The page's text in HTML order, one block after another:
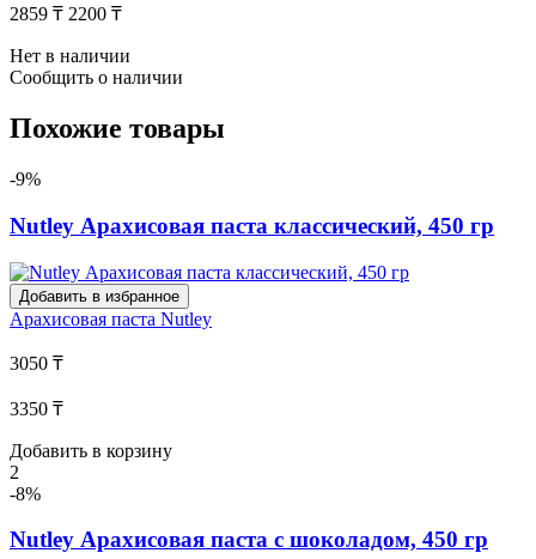
2859 ₸ 2200 ₸
Нет в наличии
Сообщить о наличии
Похожие товары
-9%
Nutley Арахисовая паста классический, 450 гр
Добавить в избранное
Арахисовая паста Nutley
3050 ₸
3350 ₸
Добавить в корзину
2
-8%
Nutley Арахисовая паста с шоколадом, 450 гр